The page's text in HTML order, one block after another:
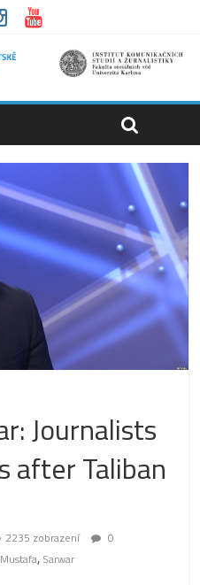
Journalists
after Taliban
2235 zobrazení
0
Mustafa, Sarwar